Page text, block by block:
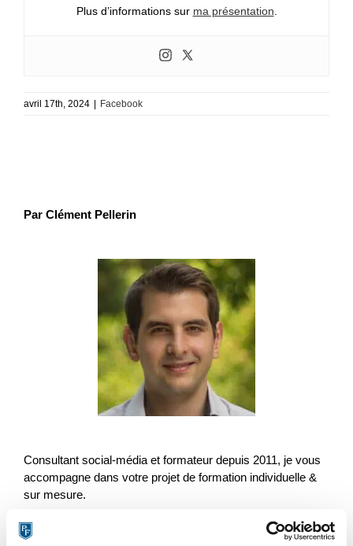
Plus d’informations sur ma présentation
avril 17th, 2024 | Facebook
Par Clément Pellerin
Consultant social-média et formateur depuis 2011, je vous
accompagne dans votre projet de formation individuelle &
sur mesure.